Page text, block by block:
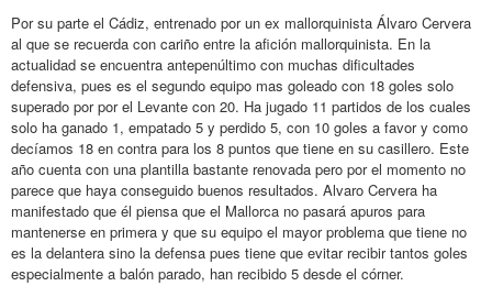
Por su parte el Cádiz, entrenado por un ex mallorquinista Álvaro Cervera
al que se recuerda con cariño entre la afición mallorquinista. En la
actualidad se encuentra antepenúltimo con muchas dificultades
defensiva, pues es el segundo equipo mas goleado con 18 goles solo
superado por por el Levante con 20. Ha jugado 11 partidos de los cuales
solo ha ganado 1, empatado 5 y perdido 5, con 10 goles a favor y como
decíamos 18 en contra para los 8 puntos que tiene en su casillero. Este
año cuenta con una plantilla bastante renovada pero por el momento no
parece que haya conseguido buenos resultados. Alvaro Cervera ha
manifestado que él piensa que el Mallorca no pasará apuros para
mantenerse en primera y que su equipo el mayor problema que tiene no
es la delantera sino la defensa pues tiene que evitar recibir tantos goles
especialmente a balón parado, han recibido 5 desde el córner.